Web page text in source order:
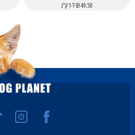
49.50 ₪ ל-1 ק"ג